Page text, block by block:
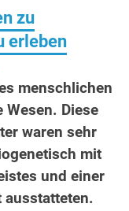
zu
erleben
menschlichen
Wesen. Diese
waren sehr
mit
und einer